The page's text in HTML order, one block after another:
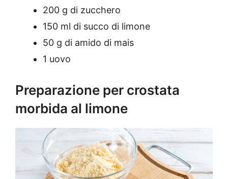
200 g di zucchero
150 ml di succo di limone
50 g di amido di mais
1 uovo
Preparazione per crostata
morbida al limone